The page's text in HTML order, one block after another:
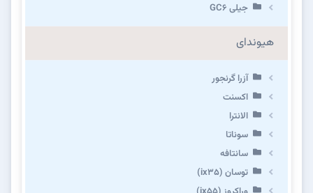
جیلی GC6
هیوندای
آزرا گرنجور
اکسنت
الانترا
سوناتا
سانتافه
توسان (ix35)